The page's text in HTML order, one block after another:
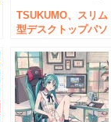
TSUKUMO、スリム
型デスクトップパソ
PC SLIM』を発売